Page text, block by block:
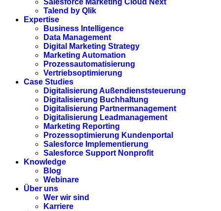
Salesforce Marketing Cloud Next
Talend by Qlik
Expertise
Business Intelligence
Data Management
Digital Marketing Strategy
Marketing Automation
Prozessautomatisierung
Vertriebsoptimierung
Case Studies
Digitalisierung Außendienststeuerung
Digitalisierung Buchhaltung
Digitalisierung Partnermanagement
Digitalisierung Leadmanagement
Marketing Reporting
Prozessoptimierung Kundenportal
Salesforce Implementierung
Salesforce Support Nonprofit
Knowledge
Blog
Webinare
Über uns
Wer wir sind
Karriere